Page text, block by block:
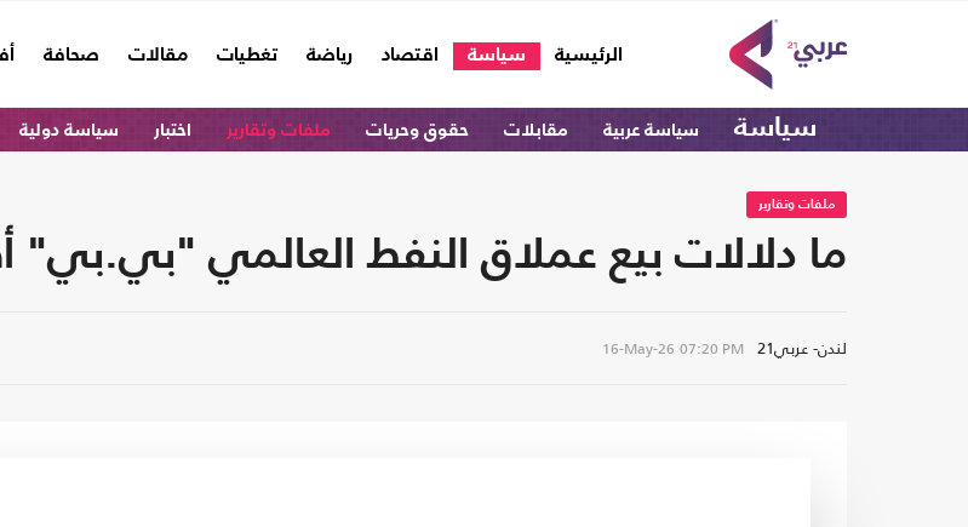
الرئيسية
(current) سياسة اقتصاد رياضة تغطيات مقالات صحافة
سياسة سياسة عربية مقابلات حقوق وحريات ملفات وتقارير اختبار سياسة دولية
ملفات وتقارير
ما دلالات بيع عملاق النفط العالمي
لندن- عربي21 16-May-26 07:20 PM